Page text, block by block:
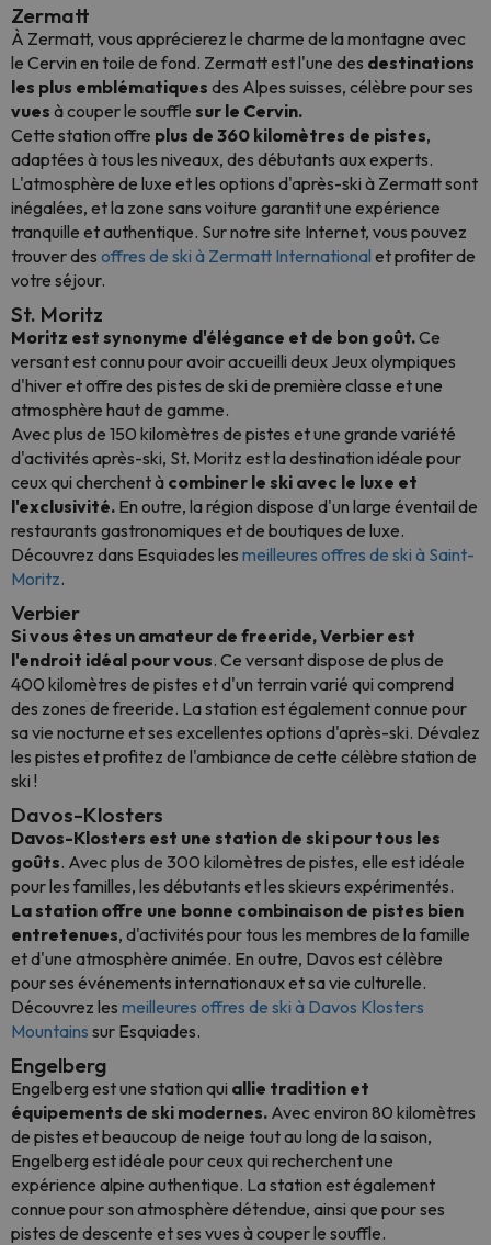
Zermatt
À Zermatt, vous apprécierez le charme de la montagne avec
le Cervin en toile de fond. Zermatt est l'une des destinations
les plus emblématiques des Alpes suisses, célèbre pour ses
vues à couper le souffle sur le Cervin.
Cette station offre plus de 360 kilomètres de pistes,
adaptées à tous les niveaux, des débutants aux experts.
L'atmosphère de luxe et les options d'après-ski à Zermatt sont
inégalées, et la zone sans voiture garantit une expérience
tranquille et authentique. Sur notre site Internet, vous pouvez
trouver des offres de ski à Zermatt International et profiter de
votre séjour.
St. Moritz
Moritz est synonyme d'élégance et de bon goût.Ce
versant est connu pour avoir accueilli deux Jeux olympiques
d'hiver et offre des pistes de ski de première classe et une
atmosphère haut de gamme.
Avec plus de 150 kilomètres de pistes et une grande variété
d'activités après-ski, St. Moritz est la destination idéale pour
ceux qui cherchent à combiner le ski avec le luxe et
l'exclusivité. En outre, la région dispose d'un large éventail de
restaurants gastronomiques et de boutiques de luxe.
Découvrez dans Esquiades les meilleures offres de ski à Saint-
Moritz.
Verbier
Si vous êtes un amateur de freeride, Verbier est
l'endroit idéal pour vous. Ce versant dispose de plus de
400 kilomètres de pistes et d'un terrain varié qui comprend
des zones de freeride. La station est également connue pour
sa vie nocturne et ses excellentes options d'après-ski. Dévalez
les pistes et profitez de l'ambiance de cette célèbre station de
ski !
Davos-Klosters
Davos-Klosters est une station de ski pour tous les
goûts. Avec plus de 300 kilomètres de pistes, elle est idéale
pour les familles, les débutants et les skieurs expérimentés.
La station offre une bonne combinaison de pistes bien
entretenues, d'activités pour tous les membres de la famille
et d'une atmosphère animée. En outre, Davos est célèbre
pour ses événements internationaux et sa vie culturelle.
Découvrez les meilleures offres de ski à Davos Klosters
Mountains sur Esquiades.
Engelberg
Engelberg est une station qui allie tradition et
équipements de ski modernes. Avec environ 80 kilomètres
de pistes et beaucoup de neige tout au long de la saison,
Engelberg est idéale pour ceux qui recherchent une
expérience alpine authentique. La station est également
connue pour son atmosphère détendue, ainsi que pour ses
pistes de descente et ses vues à couper le souffle.